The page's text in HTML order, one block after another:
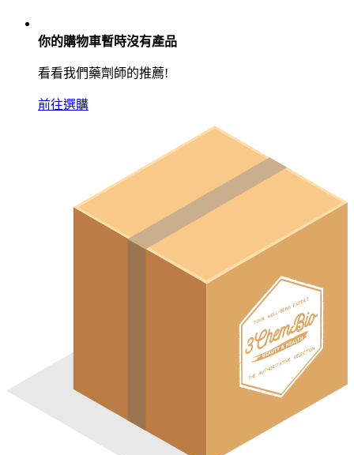
你的購物車暫時沒有產品
看看我們藥劑師的推薦!
前往選購